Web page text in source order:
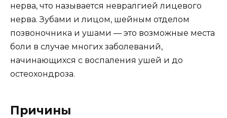
нерва, что называется невралгией лицевого
нерва. Зубами и лицом, шейным отделом
позвоночника и ушами — это возможные места
боли в случае многих заболеваний,
начинающихся с воспаления ушей и до
остеохондроза.
Причины